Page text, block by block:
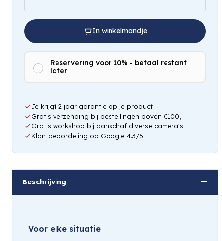
Hou mij op de hoogte
In winkelmandje
Reservering voor 10% - betaal restant
later
Je krijgt 2 jaar garantie op je product
Gratis verzending bij bestellingen boven €100,-
Gratis workshop bij aanschaf diverse camera's
Klantbeoordeling op Google 4.3/5
Beschrijving
Voor elke situatie